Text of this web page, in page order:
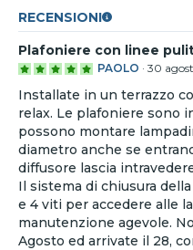
RECENSIONI
Plafoniere con linee
PAOLO · 30
Installate in un terrazzo
relax. Le plafoniere sono
possono montare
diametro anche se
diffusore lascia
Il sistema di chiusura
e 4 viti per accedere alle
manutenzione agevole.
Agosto ed arrivate il 28,